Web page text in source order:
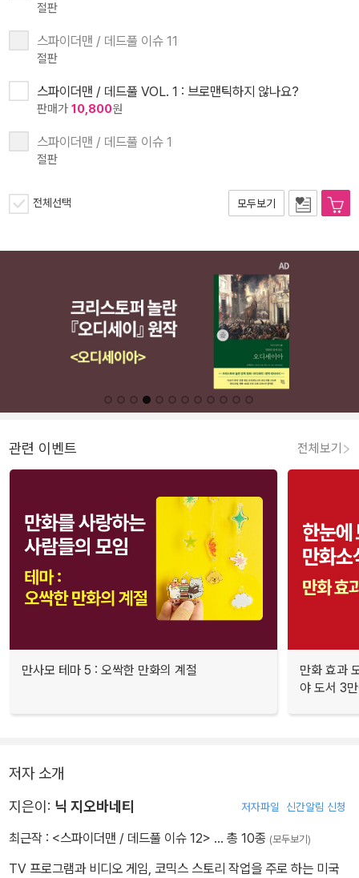
절판
스파이더맨 / 데드풀 이슈 11
절판
스파이더맨 / 데드풀 VOL. 1 : 브로맨틱하지 않나요?
판매가 10,800원
스파이더맨 / 데드풀 이슈 1
절판
전체선택 모두보기
관련 이벤트 전체보기
만사모 테마 5 : 오싹한 만화의 계절
만화 효과
야 도서 3
저자 소개
지은이: 닉 지오바네티 저자파일 신간알림 신청
최근작 : <스파이더맨 / 데드풀 이슈 12> … 총 10종 (모두보기)
TV 프로그램과 비디오 게임, 코믹스 스토리 작업을 주로 하는 미국